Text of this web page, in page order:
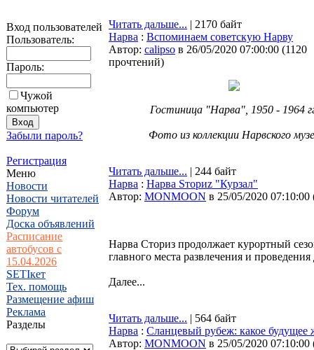
Вход пользователей
Пользователь:
Пароль:
Чужой
компьютер
Забыли пароль?
Регистрация
Меню
Новости
Новости читателей
Форум
Доска объявлений
Расписание
автобусов с
15.04.2026
SETIкет
Тех. помощь
Размещение афиш
Реклама
Разделы
Читать дальше... | 2170 байт
Нарва : Вспоминаем советскую Нарву
Автор: calipso в 26/05/2020 07:00:00 (1120
прочтений)
Гостиница "Нарва", 1950 - 1964
Фото из коллекции Нарвского
Читать дальше... | 244 байт
Нарва : Нарва Sториz "Курзал"
Автор: MONMOON в 25/05/2020 07:10:00
Нарва Сториз продолжает курортный
главного места развлечения и
Далее...
Читать дальше... | 564 байт
Нарва : Сланцевый рубеж: какое будущее
Автор: MONMOON в 25/05/2020 07:10:00